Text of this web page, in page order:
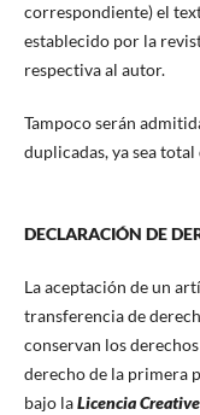
correspondiente) el
establecido por la
respectiva al autor.
Tampoco serán
duplicadas, ya sea
DECLARACIÓN DE
La aceptación de un
transferencia de
conservan los
derecho de la primera
bajo laLicencia